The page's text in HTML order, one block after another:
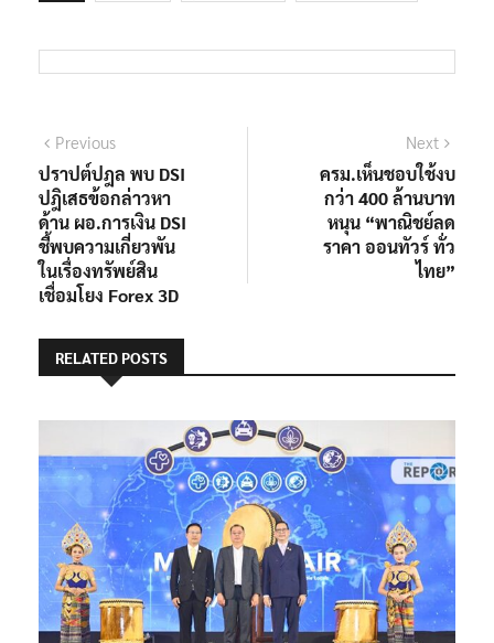
แนะแนว
เรื่อง
PreviousPrevious
post:
ปราปต์ปฎล พบ DSI
ปฎิเสธข้อกล่าวหา
ด้าน ผอ.การเงิน DSI
ชี้พบความเกี่ยวพัน
ในเรื่องทรัพย์สิน
เชื่อมโยง Forex 3D
Next
post:
ครม.เห็นชอบใช้งบ
กว่า 400 ล้านบาท
หนุน “พาณิชย์ลด
ราคา ออนทัวร์ ทั่ว
ไทย”
RELATED POSTS